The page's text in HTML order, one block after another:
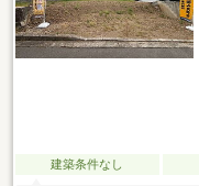
建築条件なし